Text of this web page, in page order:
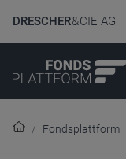
DRESCHER& CIE AG
Fondsplattform